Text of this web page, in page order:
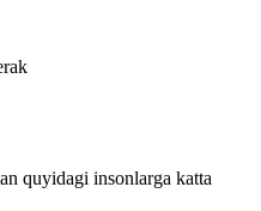
quyidagi insonlarga katta